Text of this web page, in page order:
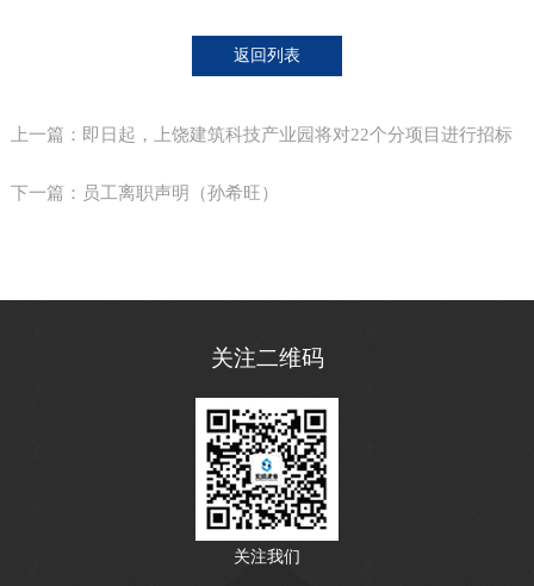
返回列表
上一篇：即日起，上饶建筑科技产业园将对22个分项目进行招标
下一篇：员工离职声明（孙希旺）
关注二维码
关注我们